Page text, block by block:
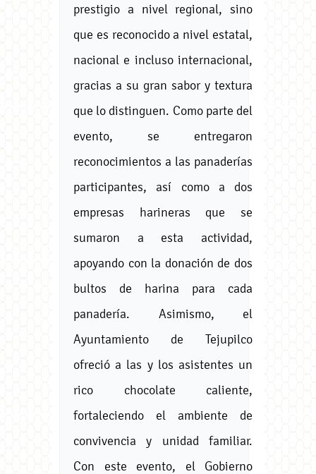
prestigio a nivel regional, sino
que es reconocido a nivel estatal,
nacional e incluso internacional,
gracias a su gran sabor y textura
que lo distinguen. Como parte del
evento, se entregaron
reconocimientos a las panaderías
participantes, así como a dos
empresas harineras que se
sumaron a esta actividad,
apoyando con la donación de dos
bultos de harina para cada
panadería. Asimismo, el
Ayuntamiento de Tejupilco
ofreció a las y los asistentes un
rico chocolate caliente,
fortaleciendo el ambiente de
convivencia y unidad familiar.
Con este evento, el Gobierno